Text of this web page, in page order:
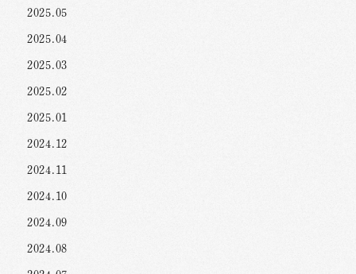
2025.05
2025.04
2025.03
2025.02
2025.01
2024.12
2024.11
2024.10
2024.09
2024.08